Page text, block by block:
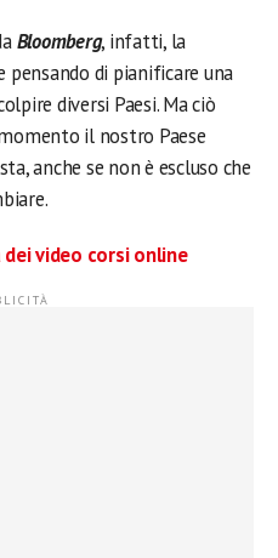
Bloomberg, infatti, la
di pianificare una
diversi Paesi. Ma ciò
il nostro Paese
anche se non è escluso che
video corsi online